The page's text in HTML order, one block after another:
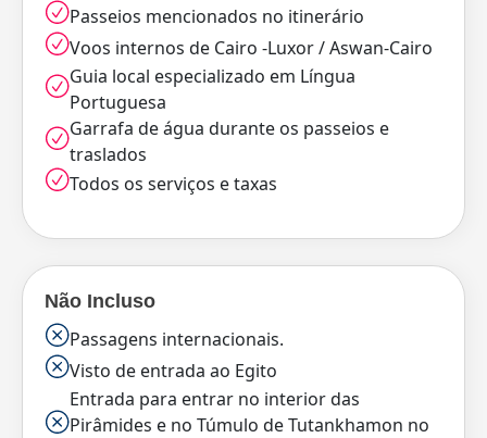
Passeios mencionados no itinerário
Voos internos de Cairo -Luxor / Aswan-Cairo
Guia local especializado em Língua
Portuguesa
Garrafa de água durante os passeios e
traslados
Todos os serviços e taxas
Não Incluso
Passagens internacionais.
Visto de entrada ao Egito
Entrada para entrar no interior das
Pirâmides e no Túmulo de Tutankhamon no